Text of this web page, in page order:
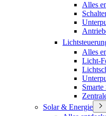
Alles
Alles
Licht-
Smarte
Solar & Energie